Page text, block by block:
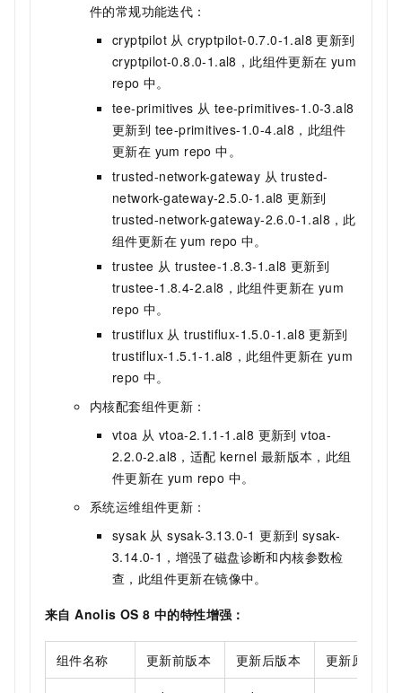
件的常规功能迭代：
cryptpilot 从 cryptpilot-0.7.0-1.al8 更新到
cryptpilot-0.8.0-1.al8，此组件更新在 yum
repo 中。
tee-primitives 从 tee-primitives-1.0-3.al8
更新到 tee-primitives-1.0-4.al8，此组件
更新在 yum repo 中。
trusted-network-gateway 从 trusted-
network-gateway-2.5.0-1.al8 更新到
trusted-network-gateway-2.6.0-1.al8，此
组件更新在 yum repo 中。
trustee 从 trustee-1.8.3-1.al8 更新到
trustee-1.8.4-2.al8，此组件更新在 yum
repo 中。
trustiflux 从 trustiflux-1.5.0-1.al8 更新到
trustiflux-1.5.1-1.al8，此组件更新在 yum
repo 中。
内核配套组件更新：
vtoa 从 vtoa-2.1.1-1.al8 更新到 vtoa-
2.2.0-2.al8，适配 kernel 最新版本，此组
件更新在 yum repo 中。
系统运维组件更新：
sysak 从 sysak-3.13.0-1 更新到 sysak-
3.14.0-1，增强了磁盘诊断和内核参数检
查，此组件更新在镜像中。
来自 Anolis OS 8 中的特性增强：
组件名称 更新前版本 更新后版本 更新原因